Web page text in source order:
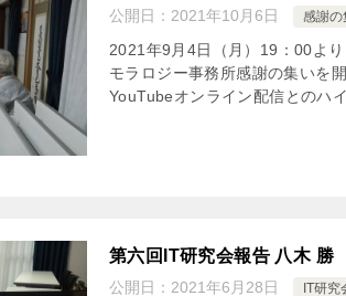
公開日： 2021年10月6日 感謝の
2021年9月4日（月）19：00よ
モラロジー事務所感謝の集いを
YouTubeオンライン配信とのハ
第六回IT研究会報告 八木 勝
公開日： 2021年6月28日 IT研究